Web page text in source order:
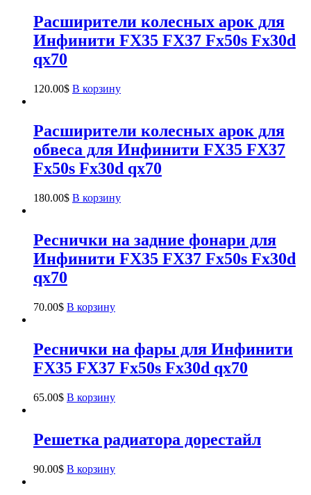
Расширители колесных арок для
Инфинити FX35 FX37 Fx50s Fx30d
qx70
120.00$ В корзину
Расширители колесных арок для
обвеса для Инфинити FX35 FX37
Fx50s Fx30d qx70
180.00$ В корзину
Реснички на задние фонари для
Инфинити FX35 FX37 Fx50s Fx30d
qx70
70.00$ В корзину
Реснички на фары для Инфинити
FX35 FX37 Fx50s Fx30d qx70
65.00$ В корзину
Решетка радиатора дорестайл
90.00$ В корзину